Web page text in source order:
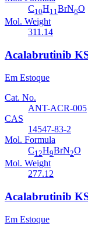
C10H11BrN6O
Mol. Weight
311.14
Acalabrutinib
Em Estoque
Cat. No.
ANT-ACR-005
CAS
14547-83-2
Mol. Formula
C12H9BrN2O
Mol. Weight
277.12
Acalabrutinib
Em Estoque